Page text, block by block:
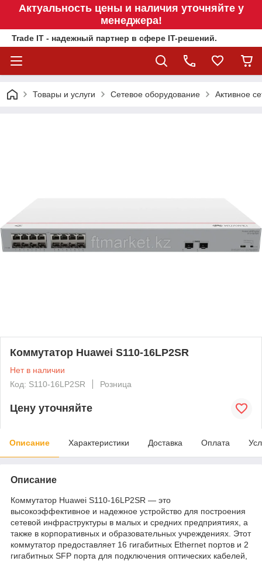
Актуальность цены и наличия уточняйте у
менеджера!
Trade IT - надежный партнер в сфере IT-решений.
Товары и услуги Сетевое оборудование Активное
Коммутатор Huawei S110-16LP2SR
Нет в наличии
Код: S110-16LP2SR
Розница
Цену уточняйте
Описание Характеристики Доставка Оплата
Описание
Коммутатор Huawei S110-16LP2SR — это
высокоэффективное и надежное устройство для построения
сетевой инфраструктуры в малых и средних предприятиях, а
также в корпоративных и образовательных учреждениях. Этот
коммутатор предоставляет 16 гигабитных Ethernet портов и 2
гигабитных SFP порта для подключения оптических кабелей,